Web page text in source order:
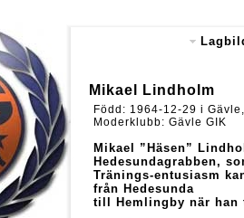
Mikael Lindholm
Född: 1964-12-29 i
Moderklubb:
Mikael ”Häsen”
Hedesundagrabben,
Tränings-entusiasm
från Hedesunda
till Hemlingby när han